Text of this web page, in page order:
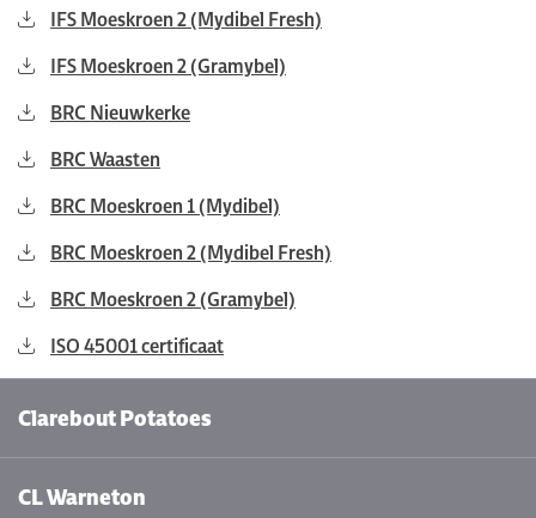
IFS Moeskroen 2 (Mydibel Fresh)
IFS Moeskroen 2 (Gramybel)
BRC Nieuwkerke
BRC Waasten
BRC Moeskroen 1 (Mydibel)
BRC Moeskroen 2 (Mydibel Fresh)
BRC Moeskroen 2 (Gramybel)
ISO 45001 certificaat
Clarebout Potatoes
CL Warneton